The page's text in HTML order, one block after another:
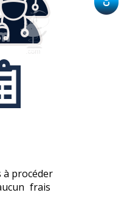
à procéder
frais